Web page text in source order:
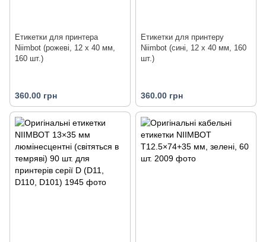
Етикетки для принтера
Niimbot (рожеві, 12 х 40 мм,
160 шт.)
360.00 грн
Етикетки для принтеру
Niimbot (сині, 12 х 40 мм, 160
шт.)
360.00 грн